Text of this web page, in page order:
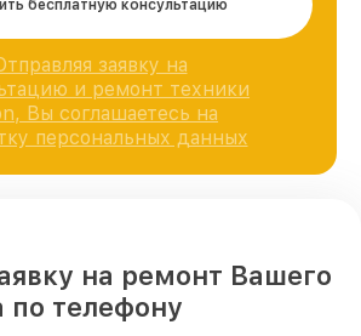
бесплатную консультацию
заявку на
и ремонт техники
Вы соглашаетесь на
персональных данных
на ремонт Вашего
по телефону